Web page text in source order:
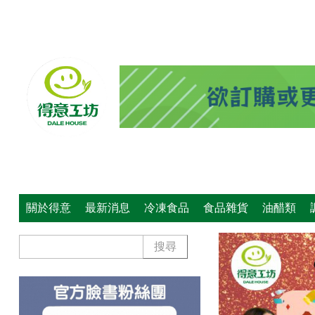
關於得意 最新消息 冷凍食品 食品雜貨 油醋類